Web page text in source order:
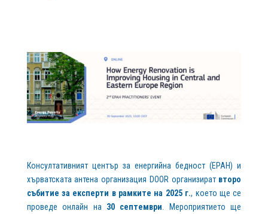
Консултативният център за енергийна бедност (EPAH) и
хърватската антена организация DOOR организират второ
събитие за експерти в рамките на 2025 г., което ще се
проведе онлайн на 30 септември . Мероприятието ще